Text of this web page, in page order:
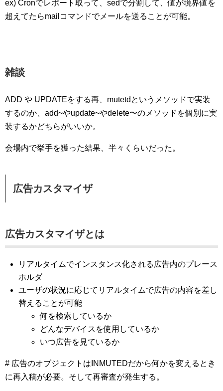
ex) Cronでレポート取って、sedで分割して、値が境界値を
超えてたらmailコマンドでメールを送ることが可能。
雑談
ADD や UPDATEをする再、mutetdというメソッドで実装
するのか、add~やupdate~やdelete〜のメソッドを個別に実
装するかどちらがいいか。
会場内で挙手を獲った結果、半々くらいだった。
広告カスタマイザ
広告カスタマイザとは
リアルタイムでインスタンス化される広告内のプレース
ホルダ
ユーザの状況に応じてリアルタイムで広告の内容を差し
替えることが可能
何を検索しているか
どんなデバイスを使用しているか
いつ広告を見ているか
# 広告のオブジェクトはINMUTEDだから何かを変えるとき
に再入稿が必要。そして再審査が発生する。